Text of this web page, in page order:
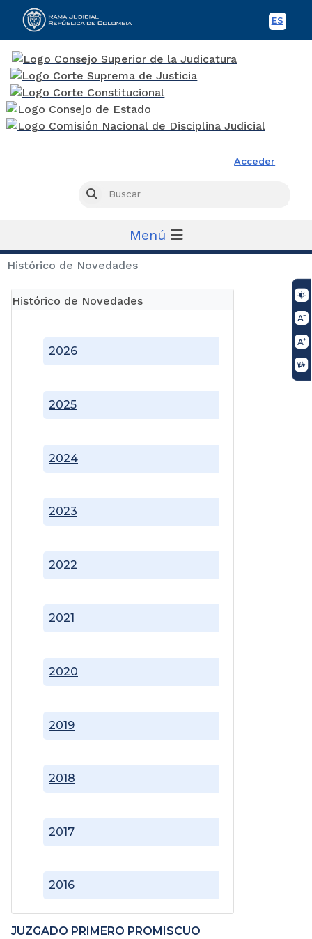
ES
Acceder
Buscar
Menú
Histórico de Novedades
Histórico de Novedades
2016
2017
2018
2019
2020
2021
2022
2023
2024
2025
2026
JUZGADO PRIMERO PROMISCUO